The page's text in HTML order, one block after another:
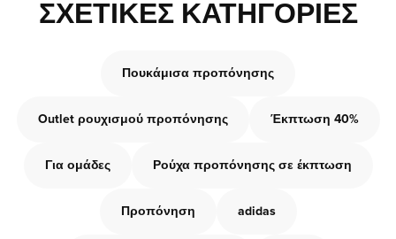
ΣΧΕΤΙΚΈΣ ΚΑΤΗΓΟΡΊΕΣ
Πουκάμισα προπόνησης
Outlet ρουχισμού προπόνησης Έκπτωση 40%
Για ομάδες Ρούχα προπόνησης σε έκπτωση
Προπόνηση adidas